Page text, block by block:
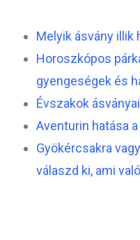
Melyik ásvány
Horoszkópos
gyengeségek és
Évszakok
Aventurin hatása
Gyökércsakra
válaszd ki, ami